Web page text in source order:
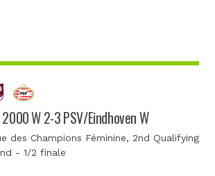
2000 W 2-3 PSV/Eindhoven W
des Champions Féminine, 2nd Qualifying
- 1/2 finale